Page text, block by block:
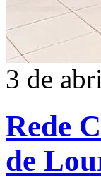
3 de
Rede
de